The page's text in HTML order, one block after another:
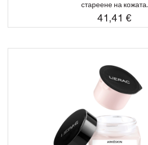
стареене на кожата.
41,41 €